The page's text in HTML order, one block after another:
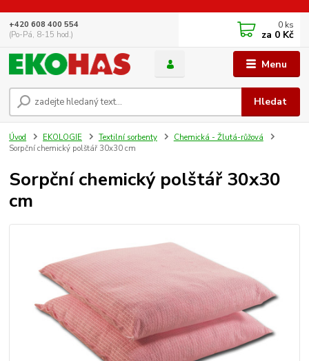
Menu
Hledat
+420 608 400 554
(Po-Pá, 8-15 hod.)
0 ks
za 0 Kč
Úvod EKOLOGIE Textilní sorbenty
Chemická - Žlutá-růžová
Sorpční chemický polštář 30x30 cm
Sorpční chemický polštář 30x30
cm